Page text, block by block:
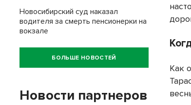
Как
Новосибирский суд наказал
водителя за смерть пенсионерки на
вокзале
БОЛЬШЕ НОВОСТЕЙ
Новости партнеров